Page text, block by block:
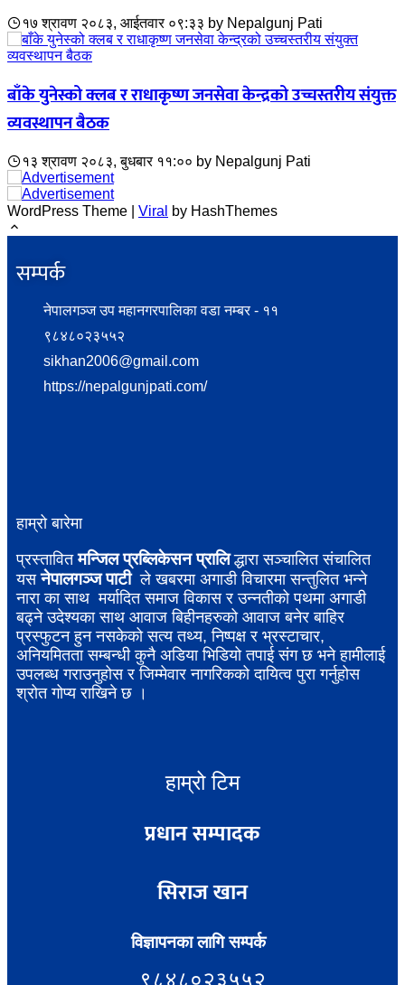
१७ श्रावण २०८३, आईतवार ०९:३३ by Nepalgunj Pati
बाँके युनेस्को क्लब र राधाकृष्ण जनसेवा केन्द्रको उच्चस्तरीय संयुक्त
व्यवस्थापन बैठक
१३ श्रावण २०८३, बुधबार ११:०० by Nepalgunj Pati
WordPress Theme | Viral by HashThemes
सम्पर्क​
नेपालगञ्ज उप महानगरपालिका वडा नम्बर - ११
९८४८०२३५५२
sikhan2006@gmail.com
https://nepalgunjpati.com/
हाम्रो बारेमा
प्रस्तावितमन्जिल प्रब्लिकेसन प्रालिद्धारा सञ्चालित संचालित
यसनेपालगञ्ज पाटीले खबरमा अगाडी विचारमा सन्तुलित भन्ने
नारा का साथ मर्यादित समाज विकास र उन्नतीको पथमा अगाडी
बढ्ने उदेश्यका साथ आवाज बिहीनहरुको आवाज बनेर बाहिर
प्रस्फुटन हुन नसकेको सत्य तथ्य, निष्पक्ष र भ्रस्टाचार,
अनियमितता सम्बन्धी कुनै अडिया भिडियो तपाई संग छ भने हामीलाई
उपलब्ध गराउनुहोस र जिम्मेवार नागरिकको दायित्व पुरा गर्नुहोस
श्रोत गोप्य राखिने छ ।
हाम्रो टिम
प्रधान सम्पादक
सिराज खान
विज्ञापनका लागि सम्पर्क
९८४८०२३५५२